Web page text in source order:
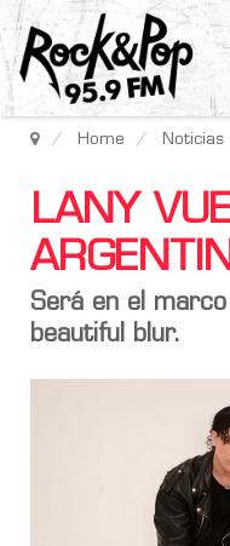
Home Noticias
LANY
Será en el
beautiful blur.